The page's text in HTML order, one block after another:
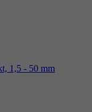
1,5 - 50 mm